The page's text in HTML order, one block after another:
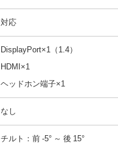
対応
DisplayPort×1（1.4）
HDMI×1
ヘッドホン端子×1
なし
チルト：前 -5° ～ 後 15°